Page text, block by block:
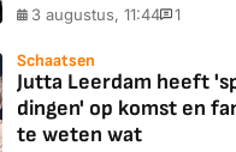
3 augustus, 11:44 1
Schaatsen
Jutta Leerdam heeft
dingen' op komst en
te weten wat